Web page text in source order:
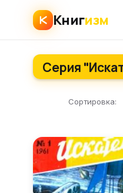
Книгизм
Серия
Сортировка: